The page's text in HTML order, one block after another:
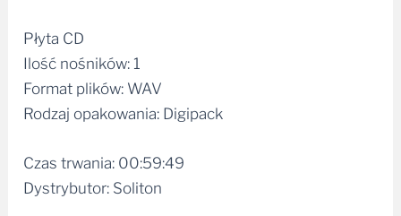
Płyta CD
Ilość nośników: 1
Format plików: WAV
Rodzaj opakowania: Digipack
Czas trwania: 00:59:49
Dystrybutor: Soliton